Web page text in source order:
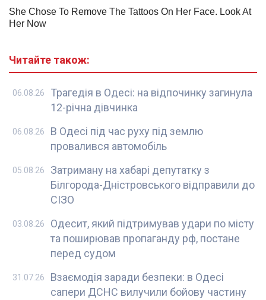
Читайте також:
Трагедія в Одесі: на відпочинку загинула
12-річна дівчинка
06.08.26
В Одесі під час руху під землю
провалився автомобіль
06.08.26
Затриману на хабарі депутатку з
Білгорода-Дністровського відправили до
СІЗО
05.08.26
Одесит, який підтримував удари по місту
та поширював пропаганду рф, постане
перед судом
03.08.26
Взаємодія заради безпеки: в Одесі
сапери ДСНС вилучили бойову частину
31.07.26